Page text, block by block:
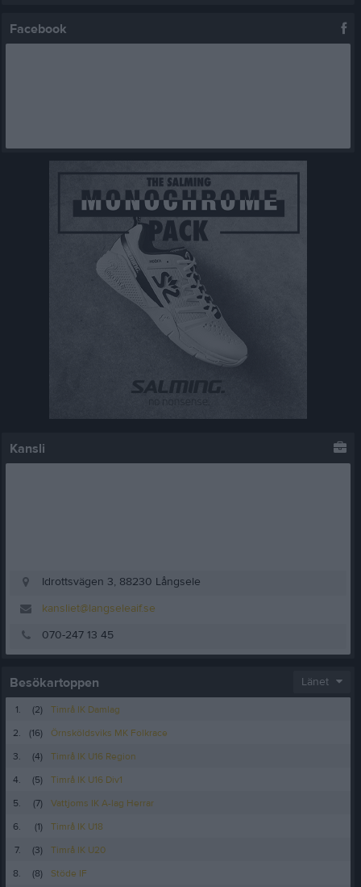
Facebook
Kansli
Idrottsvägen 3, 88230 Långsele
kansliet@langseleaif.se
070-247 13 45
Besökartoppen Länet
1. (2)
Timrå IK Damlag
2.
(16)
Örnsköldsviks MK Folkrace
3.
(4)
Timrå IK U16 Region
4.
(5)
Timrå IK U16 Div1
5.
(7)
Vattjoms IK A-lag Herrar
6.
(1)
Timrå IK U18
7.
(3)
Timrå IK U20
8.
(8) Stöde IF